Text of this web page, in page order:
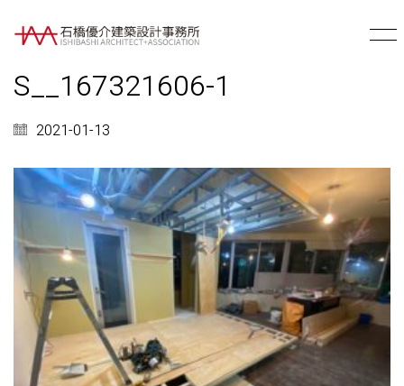
S__167321606-1
2021-01-13